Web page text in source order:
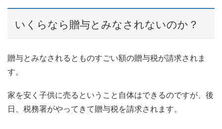
いくらなら贈与とみなされないのか？
贈与とみなされるとものすごい額の贈与税が請求されま
す。
家を安く子供に売るということ自体はできるのですが、後
日、税務署がやってきて贈与税を請求されます。